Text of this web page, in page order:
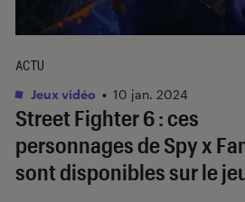
Street Fighter 6: ces
personnages deSpy x
sont disponibles sur le
ACTU
Jeux vidéo • 10 jan. 2024